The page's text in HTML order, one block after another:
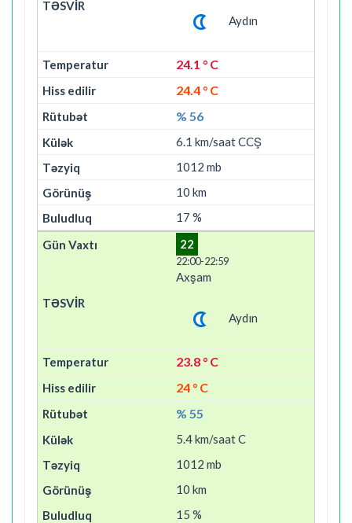
Aydın
24.1 ° C
24.4 ° C
% 56
6.1 km/saat CCŞ
1012 mb
10 km
17 %
22
22:00-22:59
Axşam
Aydın
23.8 ° C
24 ° C
% 55
5.4 km/saat C
1012 mb
10 km
15 %